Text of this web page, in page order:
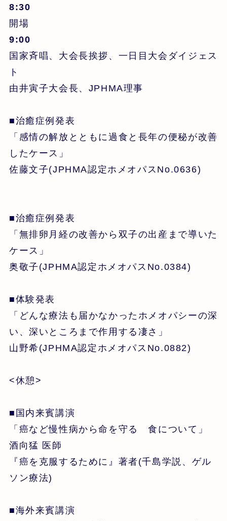
8:30
開場
9:00
国家斉唱、大会長挨拶、一日目大会ダイジェス
ト
由井寅子大会長、JPHMA理事
■治癒症例発表
「感情の解放とともに過食と長年の便秘が改善
したケース」
佐藤文子(JPHMA認定ホメオパスNo.0636)
■治癒症例発表
「無排卵月経の改善から双子の出産まで導いた
ケース」
奥敬子(JPHMA認定ホメオパスNo.0384)
■体験発表
「どんな療法も届かなかったホメオパシーの深
い、深いところまで作用する凄さ」
山野希(JPHMA認定ホメオパスNo.0882)
<休憩>
■国内来賓講演
「癌など慢性病から命を守る 食について」
酒向猛 医師
『癌を克服するために』著者(千島学説、ゲル
ソン療法)
■海外来賓講演